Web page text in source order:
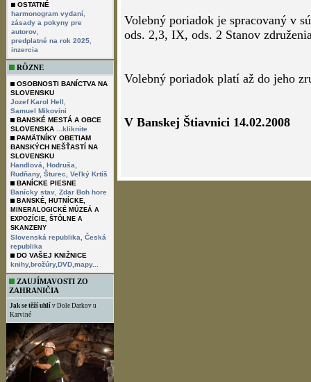
OSTATNÉ
harmonogram vydaní
zásady a pokyny pre
autorov
predplatné na rok 2025
inzercia
RÔZNE
OSOBNOSTI BANÍCTVA NA
SLOVENSKU
Jozef Karol Hell
Samuel Mikovíni
BANSKÉ MESTÁ A OBCE
SLOVENSKA
...kliknite
PAMÄTNÍKY OBETIAM
BANSKÝCH NEŠŤASTÍ NA
SLOVENSKU
Handlová,
Hodruša,
Rudňany, Šturec,
Veľký Krtíš
BANÍCKE PIESNE
Banícky stav Zdar Boh hore
BANSKÉ, HUTNÍCKE,
MINERALOGICKÉ MÚZEÁ A
EXPOZÍCIE, ŠTÔLNE A
SKANZENY
Slovenská republika,
Česká
republika
DO VAŠEJ KNIŽNICE
knihy,brožúry,DVD,mapy...
ZAUJÍMAVOSTI ZO
ZAHRANIČIA
Jak se těží uhlí v Dole Darkov u
Karviné
Volebný poriadok je spracovaný v
ods. 2,3, IX, ods. 2 Stanov
Volebný poriadok platí až do jeho
V Banskej Štiavnici 14.02.2008